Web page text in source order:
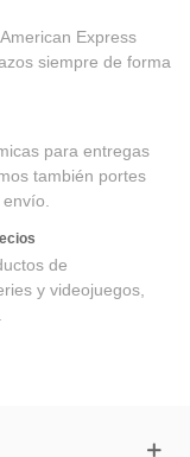
Express
siempre de forma
para entregas
también portes
de
y videojuegos,